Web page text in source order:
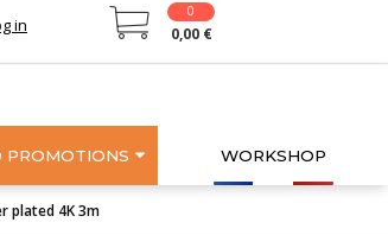
in
0
0,00 €
PROMOTIONS WORKSHOP
plated 4K 3m